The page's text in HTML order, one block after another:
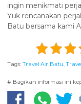
ingin menikmati
Yuk rencanakan
Batu bersama kami
Tags: Travel Air Batu,
# Bagikan informasi ini